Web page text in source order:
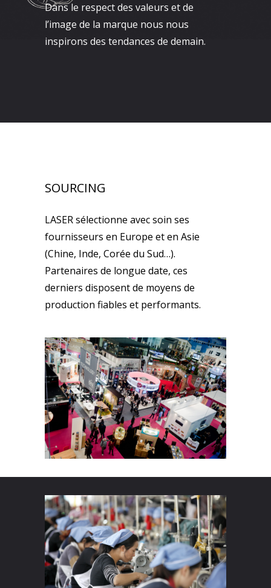
Dans le respect des valeurs et de
l’image de la marque nous nous
inspirons des tendances de demain.
SOURCING
LASER sélectionne avec soin ses
fournisseurs en Europe et en Asie
(Chine, Inde, Corée du Sud…).
Partenaires de longue date, ces
derniers disposent de moyens de
production fiables et performants.